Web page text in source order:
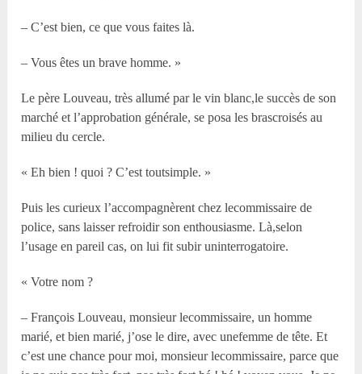
– C’est bien, ce que vous faites là.
– Vous êtes un brave homme. »
Le père Louveau, très allumé par le vin blanc,le succès de son
marché et l’approbation générale, se posa les brascroisés au
milieu du cercle.
« Eh bien ! quoi ? C’est toutsimple. »
Puis les curieux l’accompagnèrent chez lecommissaire de
police, sans laisser refroidir son enthousiasme. Là,selon
l’usage en pareil cas, on lui fit subir uninterrogatoire.
« Votre nom ?
– François Louveau, monsieur lecommissaire, un homme
marié, et bien marié, j’ose le dire, avec unefemme de tête. Et
c’est une chance pour moi, monsieur lecommissaire, parce que